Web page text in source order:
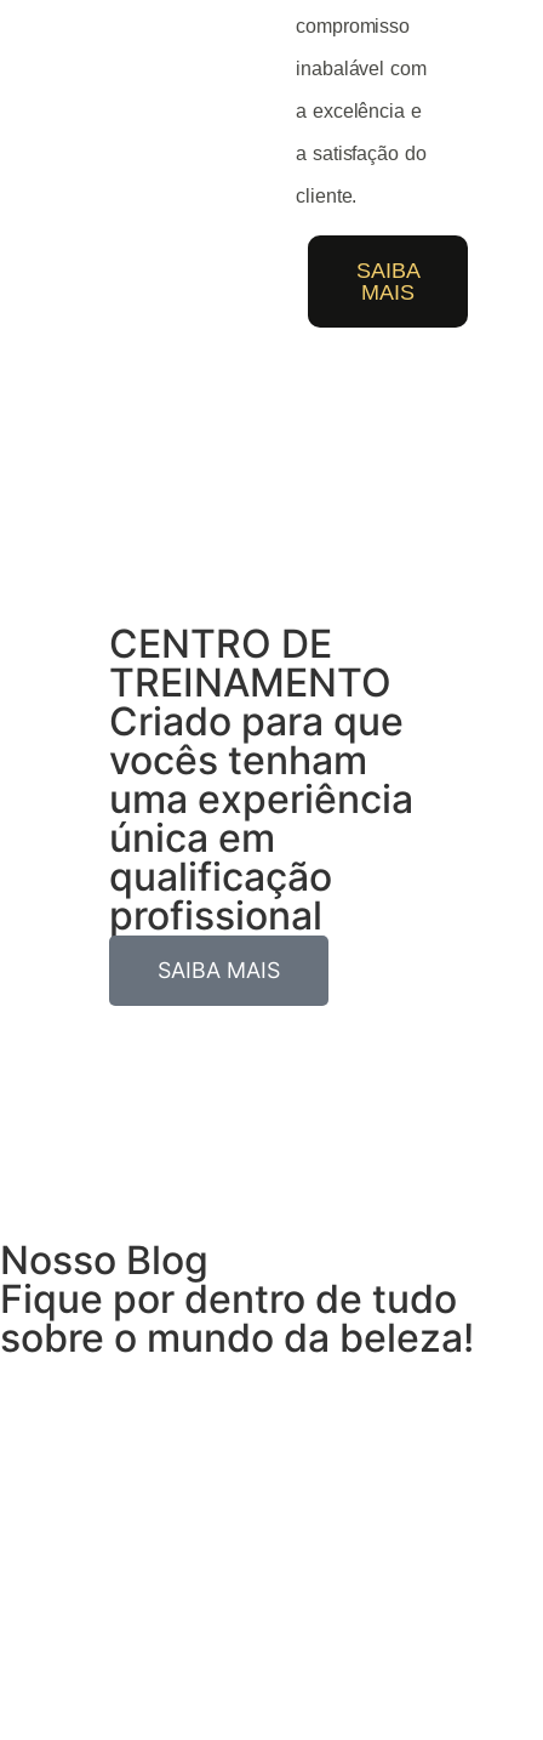
compromisso
inabalável com
a excelência e
a satisfação do
cliente.
SAIBA
MAIS
CENTRO DE
TREINAMENTO
Criado para que
vocês tenham
uma experiência
única em
qualificação
profissional
SAIBA MAIS
Nosso Blog
Fique por dentro de tudo
sobre o mundo da beleza!